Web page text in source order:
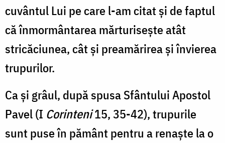
cuvântul Lui pe care l-am citat și de faptul
că înmormântarea mărturisește atât
stricăciunea, cât și preamărirea și învierea
trupurilor.
Ca și grâul, după spusa Sfântului Apostol
Pavel (I Corinteni15, 35-42), trupurile
sunt puse în pământ pentru a renaște la o